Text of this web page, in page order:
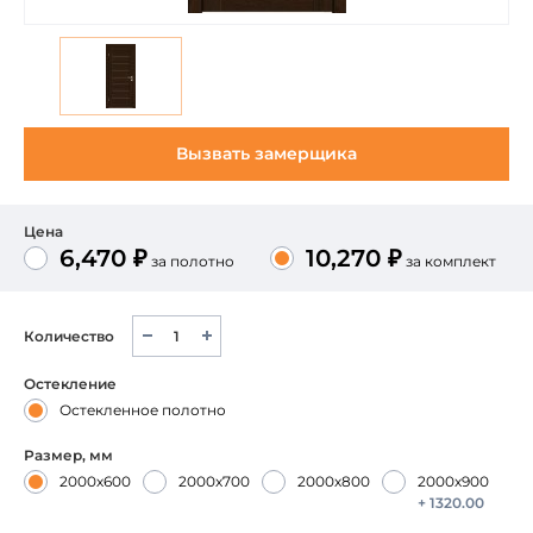
Вызвать замерщика
Цена
6,470 ₽ за полотно 10,270 ₽ за комплект
Количество
Остекление
Остекленное полотно
Размер, мм
2000х600
2000х700 2000х800
2000х900
+ 1320.00